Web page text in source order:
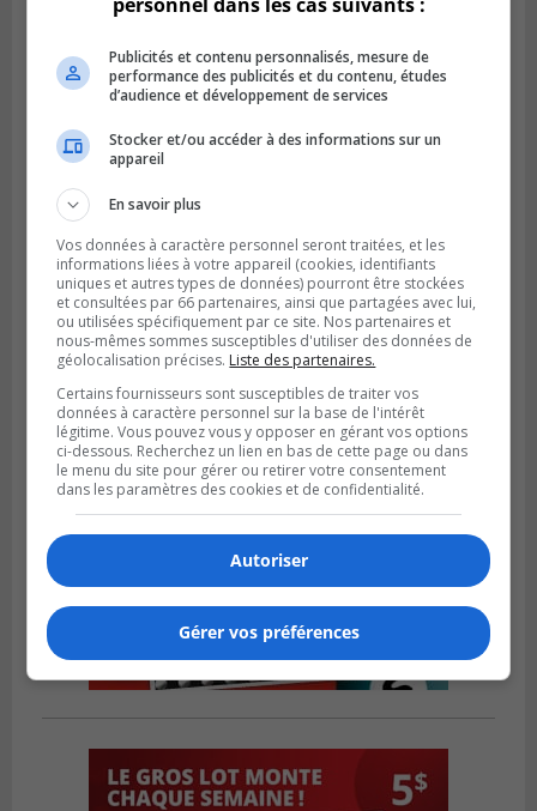
Publié le 4 août 2026 à 13h18
Des fromages de la Laiterie Coaticook
rappelés par l’ACIA
Publicités et contenu personnalisés, mesure de
performance des publicités et du contenu, études
d’audience et développement de services
Stocker et/ou accéder à des informations sur un
appareil
En savoir plus
Vos données à caractère personnel seront traitées, et les
informations liées à votre appareil (cookies, identifiants
uniques et autres types de données) pourront être stockées
et consultées par 66 partenaires, ainsi que partagées avec lui,
ou utilisées spécifiquement par ce site. Nos partenaires et
nous-mêmes sommes susceptibles d'utiliser des données de
géolocalisation précises. Liste des partenaires.
Certains fournisseurs sont susceptibles de traiter vos
données à caractère personnel sur la base de l'intérêt
légitime. Vous pouvez vous y opposer en gérant vos options
ci-dessous. Recherchez un lien en bas de cette page ou dans
le menu du site pour gérer ou retirer votre consentement
dans les paramètres des cookies et de confidentialité.
Autoriser
Gérer vos préférences